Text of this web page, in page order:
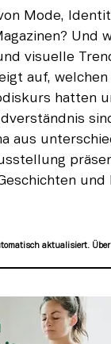
Mode,
Und
visuelle
auf,
hatten
aus
und
aktualisiert.